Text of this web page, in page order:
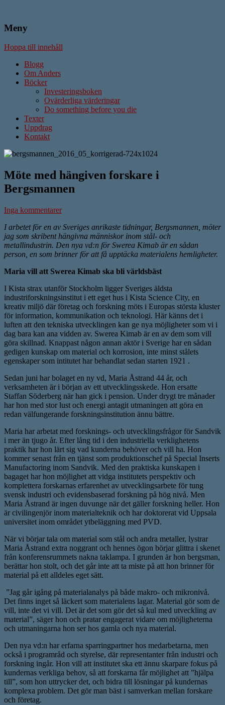
Anders Ström
Författare & Skribent
Meny
Hoppa till innehåll
Blogg
Om Anders
Böcker
Investeringsboken
Ovärderliga värderingar
Do something before you die
Texter
Uppdrag
Kontakt
Möte med hängiven forskare i
Bergsmannen
Inga kommentarer
I arbetet för en av Sveriges anrikaste tidningar, Bergsmannen, möter
jag som skribent hängivna människor inom stål- och
metallindustrin. Den nya vd:n för Swerea Kimab är en sådan
person, en som brinner för att få upptäcka materialens hemligheter.
Maria vill att Swerea Kimab ska bli världsbäst
I Kista strax utanför Stockholm ligger Sveriges äldsta
industriforskningsinstitut i ett eget hus i Kista Science City, en
kreativ miljö där företag och forskning möts i Europas största kluster
för information, kommunikation och teknologi. Här känns det i
luften att den tekniska utvecklingen kan ge nya möjligheter som vi i
dag bara kan ana vidden av. Swerea Kimab är en av dem som vill
göra skillnad. Knappast någon annan aktör i Sverige har en sådan
gedigen kunskap om material och korrosion, inte minst stålets
egenskaper som intitutet har behandlat sedan starten 1921 .
Sedan juni har bolaget en ny vd, Maria Åstrand 44 år, och
verksamheten är i början av ett utvecklingsskede. Hon ersatte
Staffan Söderberg när han gick i pension. Under drygt tre månader
har hon med stor lust och energi antagit utmaningen att göra en
redan välfungerande forskningsinstitution ännu bättre.
Maria har arbetat med forsknings- och utvecklingsfrågor för Sandvik
i mer än tjugo år. Efter lång tid i den industriella verklighetens
praktik har hon lärt sig vad kunderna behöver och vill ha. Hon
kommer senast från en tjänst som produktionschef på Special Inserts
Manufactoring inom Sandvik. Med den praktiska kunskapen i
bagaget har hon möjlighet att vidga institutets perspektiv och
komplettera forskarnas erfarenhet av utvecklingsarbete för tung
svensk industri och evidensbaserad forskning på hög nivå. Men
Maria Åstrand är ingen duvunge när det gäller forskning heller. Hon
är civilingenjör inom materialteknik och har doktorerat vid Uppsala
universitet inom området ytbeläggning med PVD.
När vi börjar tala om material som stål och andra metaller, lystrar
Maria Åstrand extra noggrant och hennes ögon börjar glittra i skenet
från konferensrummets nakna taklampa. I grunden är hon bergsman,
berättar hon stolt, och det går inte att ta miste på att hon brinner för
material på ett alldeles eget sätt.
”Jag går igång på materialanalys på både makro- och mikronivå.
Det finns inget så läckert som materialens lagar. Material gör som de
vill, inte det vi vill. Det är det som gör det så kul med utveckling av
material”, säger hon och pratar engagerat vidare om möjligheterna
och utmaningarna hon ser hos gamla och nya material.
Den nya vd:n har erfarna sparringpartner hos medarbetarna, men
också i programråd och styrelse, där representanter från industri och
forskning ingår. Hon vill att institutet ska ett ännu skarpare fokus på
kundernas verkliga behov, så att forskarna får möjlighet att ”hjälpa
till”, som hon uttrycker det, och bidra till lösningar på kundernas
komplexa problem. Det gör man bäst i samverkan mellan forskare
och företag.